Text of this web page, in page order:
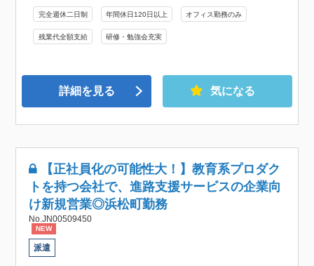
完全週休二日制 年間休日120日以上 オフィス勤務のみ
残業代全額支給 研修・勉強会充実
詳細を見る 気になる
【正社員化の可能性大！】教育系プロダク
トを持つ会社で、進路支援サービスの企業向
け新規営業◎浜松町勤務
No.JN00509450
NEW
派遣